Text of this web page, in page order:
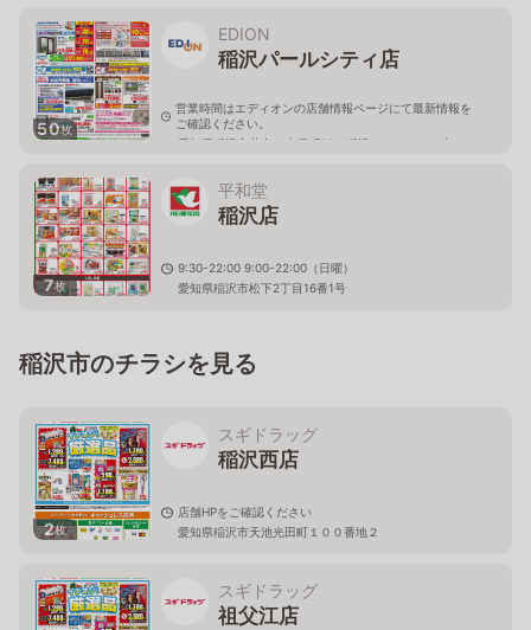
50枚
EDION
稲沢パールシティ店
営業時間はエディオンの店舗情報ページにて最新情報を
ご確認ください。
愛知県稲沢市井之口大坪町80-1稲沢パールシティ内
7枚
平和堂
稲沢店
9:30-22:00 9:00-22:00（日曜）
愛知県稲沢市松下2丁目16番1号
稲沢市のチラシを見る
2枚
スギドラッグ
稲沢西店
店舗HPをご確認ください
愛知県稲沢市天池光田町１００番地２
スギドラッグ
祖父江店